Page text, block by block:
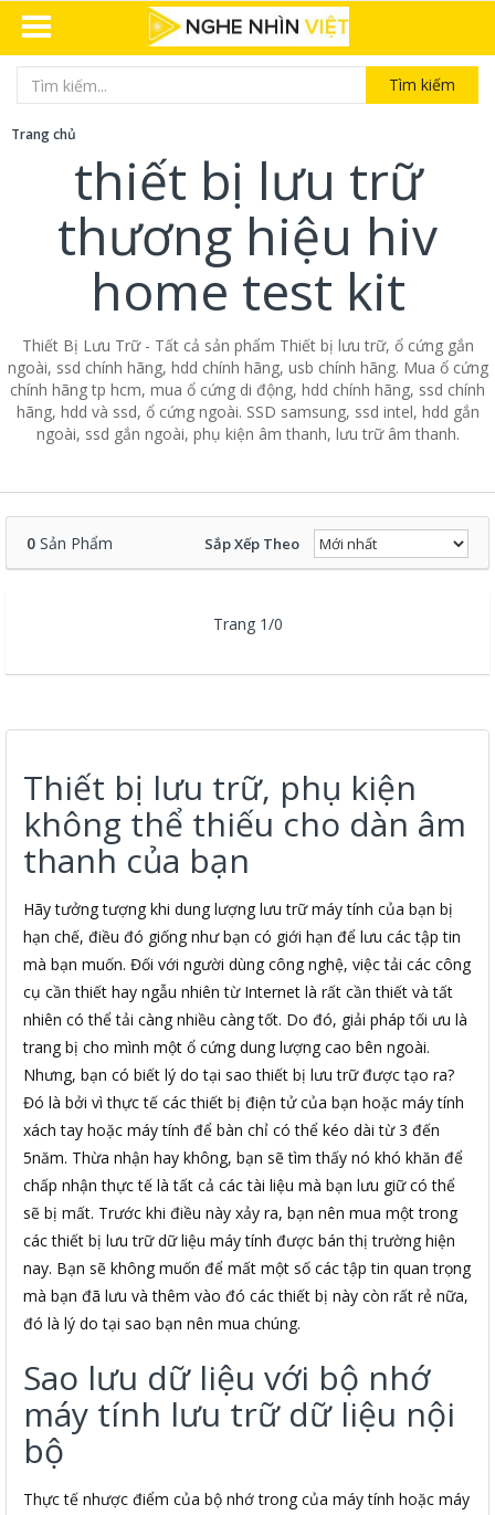
Tìm kiếm
Trang chủ
thiết bị lưu trữ
thương hiệu hiv
home test kit
Thiết Bị Lưu Trữ - Tất cả sản phẩm Thiết bị lưu trữ, ổ cứng gắn
ngoài, ssd chính hãng, hdd chính hãng, usb chính hãng. Mua ổ cứng
chính hãng tp hcm, mua ổ cứng di động, hdd chính hãng, ssd chính
hãng, hdd và ssd, ổ cứng ngoài. SSD samsung, ssd intel, hdd gắn
ngoài, ssd gắn ngoài, phụ kiện âm thanh, lưu trữ âm thanh.
0 Sản Phẩm Sắp Xếp Theo
Trang 1/0
Thiết bị lưu trữ, phụ kiện
không thể thiếu cho dàn âm
thanh của bạn
Hãy tưởng tượng khi dung lượng lưu trữ máy tính của bạn bị
hạn chế, điều đó giống như bạn có giới hạn để lưu các tập tin
mà bạn muốn. Đối với người dùng công nghệ, việc tải các công
cụ cần thiết hay ngẫu nhiên từ Internet là rất cần thiết và tất
nhiên có thể tải càng nhiều càng tốt. Do đó, giải pháp tối ưu là
trang bị cho mình một ổ cứng dung lượng cao bên ngoài.
Nhưng, bạn có biết lý do tại sao thiết bị lưu trữ được tạo ra?
Đó là bởi vì thực tế các thiết bị điện tử của bạn hoặc máy tính
xách tay hoặc máy tính để bàn chỉ có thể kéo dài từ 3 đến
5năm. Thừa nhận hay không, bạn sẽ tìm thấy nó khó khăn để
chấp nhận thực tế là tất cả các tài liệu mà bạn lưu giữ có thể
sẽ bị mất. Trước khi điều này xảy ra, bạn nên mua một trong
các thiết bị lưu trữ dữ liệu máy tính được bán thị trường hiện
nay. Bạn sẽ không muốn để mất một số các tập tin quan trọng
mà bạn đã lưu và thêm vào đó các thiết bị này còn rất rẻ nữa,
đó là lý do tại sao bạn nên mua chúng.
Sao lưu dữ liệu với bộ nhớ
máy tính lưu trữ dữ liệu nội
bộ
Thực tế nhược điểm của bộ nhớ trong của máy tính hoặc máy